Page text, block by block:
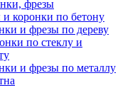
фрезы
коронки по бетону
и фрезы по дереву
по стеклу и
и фрезы по металлу